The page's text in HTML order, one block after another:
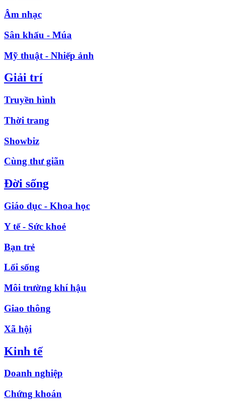
Âm nhạc
Sân khấu - Múa
Mỹ thuật - Nhiếp ảnh
Giải trí
Truyền hình
Thời trang
Showbiz
Cùng thư giãn
Đời sống
Giáo dục - Khoa học
Y tế - Sức khoẻ
Bạn trẻ
Lối sống
Môi trường khí hậu
Giao thông
Xã hội
Kinh tế
Doanh nghiệp
Chứng khoán